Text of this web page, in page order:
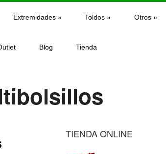
Extremidades» Toldos » Otros»
Blog Tienda
TIENDA ONLINE